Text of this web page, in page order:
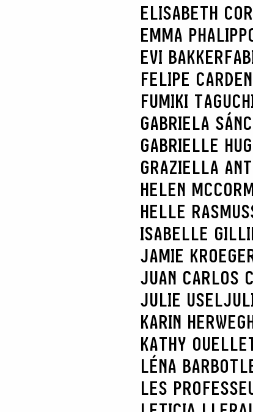
ELISABETH
EMMA
EVI BAKKER
FELIPE
FUMIKI
GABRIELA
GABRIELLE
GRAZIELLA
HELEN
HELLE
ISABELLE
JAMIE
JUAN CARLOS
JULIE USEL
KARIN
KATHY
LÉNA BARBOT
LES